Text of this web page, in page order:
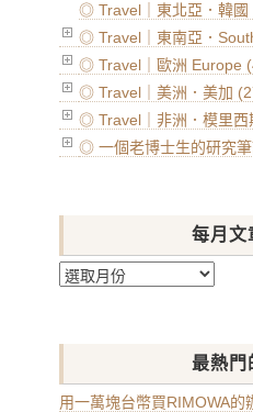
◎ Travel｜東北亞．韓國
◎ Travel｜東南亞．
◎ Travel｜歐洲 Europe
◎ Travel｜美洲．美加
◎ Travel｜非洲．模里西
◎ 一個老博士生的研究
每月文
每
章
整
最熱門
用一萬塊台幣買RIMOWA